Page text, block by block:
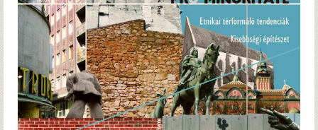
Pro Minoritate folyóirat
Pro Minoritate könyvsorozat
Kapcsolat
Hírek
Archívum